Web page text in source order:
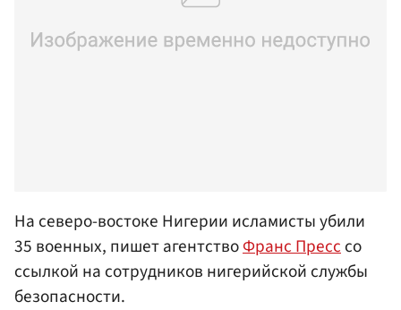
На северо-востоке Нигерии исламисты убили
35 военных, пишет агентствоФранс Пресссо
ссылкой на сотрудников нигерийской службы
безопасности.